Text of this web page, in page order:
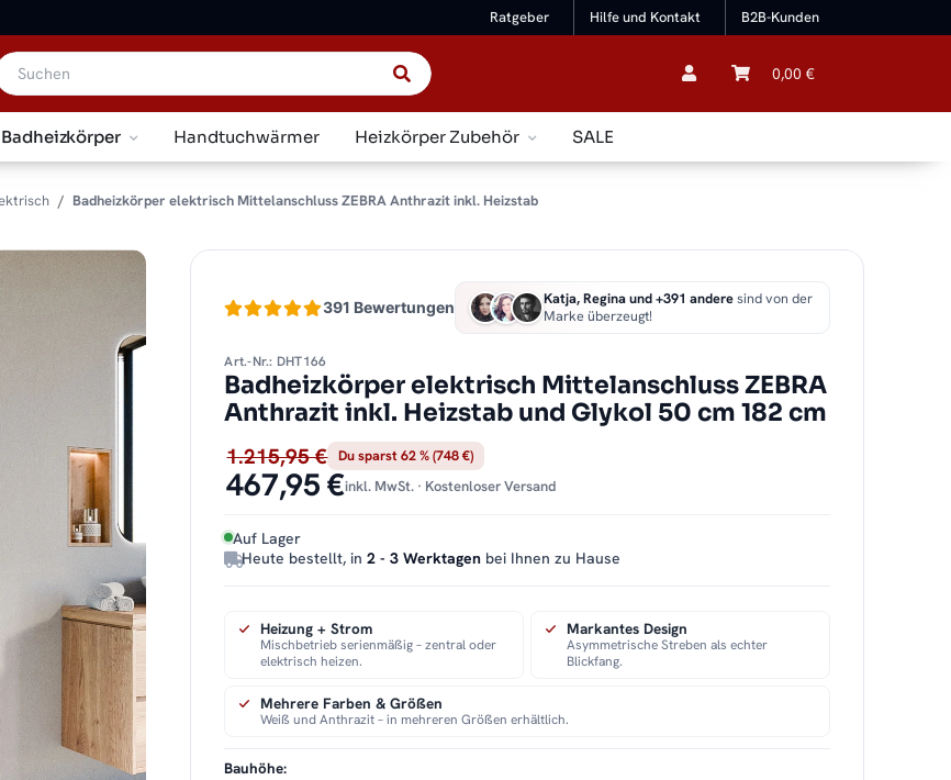
Ratgeber Hilfe und Kontakt B2B-Kunden
0,00 €
Badheizkörper Handtuchwärmer Heizkörper Zubehör SALE
Badheizkörper elektrisch Mittelanschluss ZEBRA Anthrazit inkl. Heizstab
391 Bewertungen Katja, Regina und +391 anderesind von der
Marke überzeugt!
Art.-Nr.: DHT166
Badheizkörper elektrisch Mittelanschluss ZEBRA
Anthrazit inkl. Heizstab und Glykol 50 cm 182 cm
1.215,95 € Du sparst 62 % (748 €)
467,95 €inkl. MwSt. · Kostenloser Versand
Auf Lager
Heute bestellt, in2 - 3 Werktagen bei Ihnen zu Hause
Heizung + Strom
Mischbetrieb serienmäßig – zentral oder
elektrisch heizen.
Markantes Design
Asymmetrische Streben als echter
Blickfang.
Mehrere Farben & Größen
Weiß und Anthrazit – in mehreren Größen erhältlich.
Bauhöhe: